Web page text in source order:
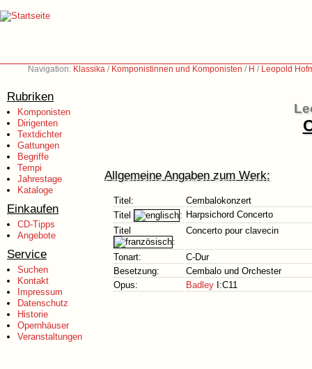
Navigation: Klassika / Komponistinnen und Komponisten / H / Leopold
Rubriken
Komponisten
Dirigenten
Textdichter
Gattungen
Begriffe
Tempi
Jahrestage
Kataloge
Einkaufen
CD-Tipps
Angebote
Service
Suchen
Kontakt
Impressum
Datenschutz
Historie
Opernhäuser
Veranstaltungen
Allgemeine Angaben zum Werk:
Titel:
Cembalokonzert
Titel
: Harpsichord Concerto
Titel
:
Concerto pour clavecin
Tonart:
C-Dur
Besetzung:
Cembalo und Orchester
Opus:
Badley I:C11